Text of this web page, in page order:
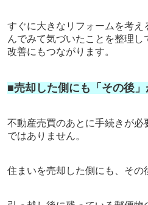
すぐに大きなリフォームを考え
んでみて気づいたことを整理
改善にもつながります。
■売却した側にも「その後」
不動産売買のあとに手続きが必
ではありません。
住まいを売却した側にも、その